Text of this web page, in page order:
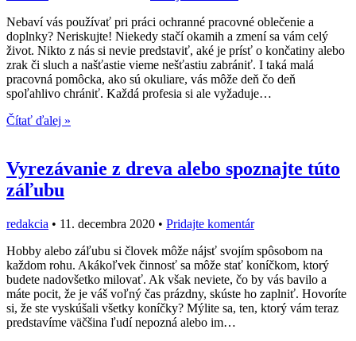
Nebaví vás používať pri práci ochranné pracovné oblečenie a
doplnky? Neriskujte! Niekedy stačí okamih a zmení sa vám celý
život. Nikto z nás si nevie predstaviť, aké je prísť o končatiny alebo
zrak či sluch a našťastie vieme nešťastiu zabrániť. I taká malá
pracovná pomôcka, ako sú okuliare, vás môže deň čo deň
spoľahlivo chrániť. Každá profesia si ale vyžaduje…
Čítať ďalej »
Vyrezávanie z dreva alebo spoznajte túto
záľubu
redakcia • 11. decembra 2020 • Pridajte komentár
Hobby alebo záľubu si človek môže nájsť svojím spôsobom na
každom rohu. Akákoľvek činnosť sa môže stať koníčkom, ktorý
budete nadovšetko milovať. Ak však neviete, čo by vás bavilo a
máte pocit, že je váš voľný čas prázdny, skúste ho zaplniť. Hovoríte
si, že ste vyskúšali všetky koníčky? Mýlite sa, ten, ktorý vám teraz
predstavíme väčšina ľudí nepozná alebo im…